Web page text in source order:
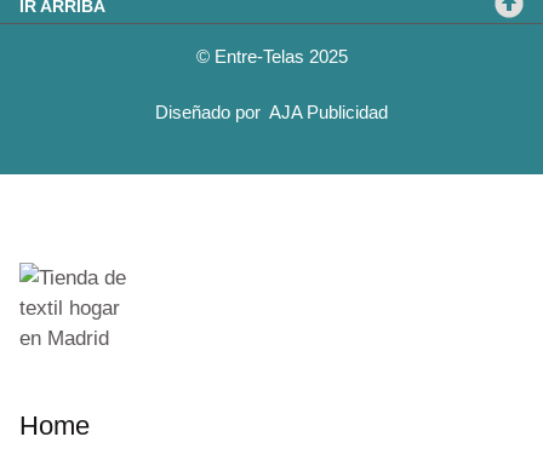
IR ARRIBA
© Entre-Telas 2025
Diseñado por AJA Publicidad
Home